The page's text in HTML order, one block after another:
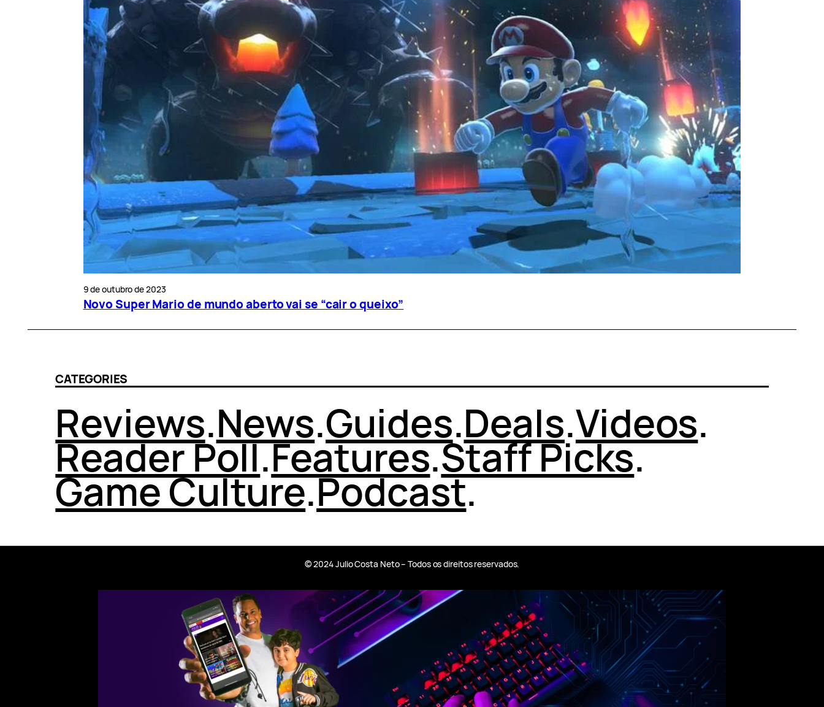
9 de outubro de 2023
Novo Super Mario de mundo aberto vai se “cair o queixo”
CATEGORIES
Reviews.News.Guides.Deals.Videos.
Reader Poll.Features.Staff Picks.
Game Culture.Podcast.
© 2024 Julio Costa Neto – Todos os direitos reservados.